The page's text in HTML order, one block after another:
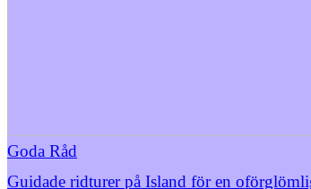
Goda Råd
Guidade ridturer på Island för en